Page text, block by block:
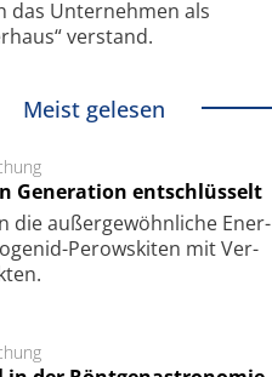
das Unternehmen als
verstand.
Meist gelesen
Generation entschlüsselt
die außer­ge­wöhn­li­che Ener­
Perows­ki­ten mit Ver­